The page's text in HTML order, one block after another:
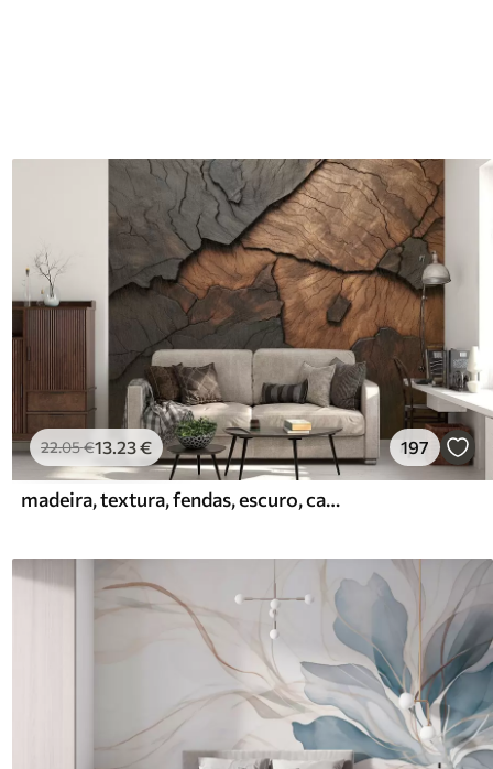
22.05€13.23€ 197
madeira, textura, fendas, escuro, casca, superfície